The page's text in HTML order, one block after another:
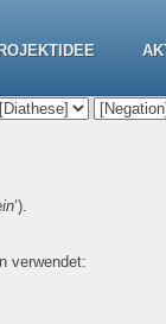
‘).
verwendet: